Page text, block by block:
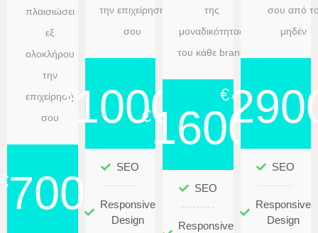
πλαισιώσει
εξ
ολοκλήρου
την
επιχείρησή
σου
€700
την επιχείρησή
σου
€ 1000
SEO
Responsive
Design
της
μοναδικότητας
του κάθε brand
€1600
SEO
Responsive
σου από
μηδέν
€
SEO
Responsive
Design